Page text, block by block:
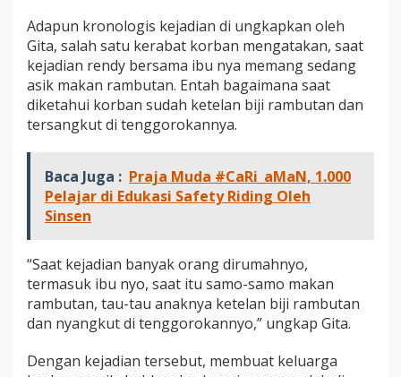
i
T
e
m
b
a
n
e
n
g
a
l
D
u
i
a
Adapun kronologis kejadian di ungkapkan oleh
Gita, salah satu kerabat korban mengatakan, saat
kejadian rendy bersama ibu nya memang sedang
asik makan rambutan. Entah bagaimana saat
diketahui korban sudah ketelan biji rambutan dan
tersangkut di tenggorokannya.
Baca Juga : Praja Muda #CaRi_aMaN, 1.000
Pelajar di Edukasi Safety Riding Oleh
Sinsen
“Saat kejadian banyak orang dirumahnyo,
termasuk ibu nyo, saat itu samo-samo makan
rambutan, tau-tau anaknya ketelan biji rambutan
dan nyangkut di tenggorokannyo,” ungkap Gita.
Dengan kejadian tersebut, membuat keluarga